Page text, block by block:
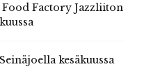
Factory Jazzliiton
kesäkuussa